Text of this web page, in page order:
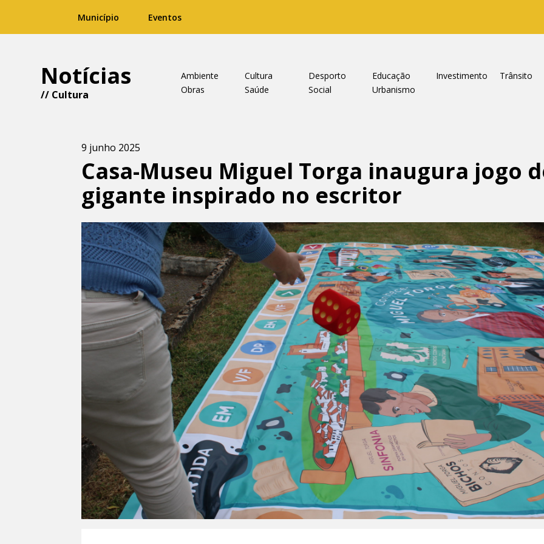
Município Eventos
Notícias
// Cultura
Ambiente Cultura Desporto Educação Investimento
Trânsito
Obras
Saúde Social Urbanismo
9 junho 2025
Casa-Museu Miguel Torga inaugura jogo
gigante inspirado no escritor